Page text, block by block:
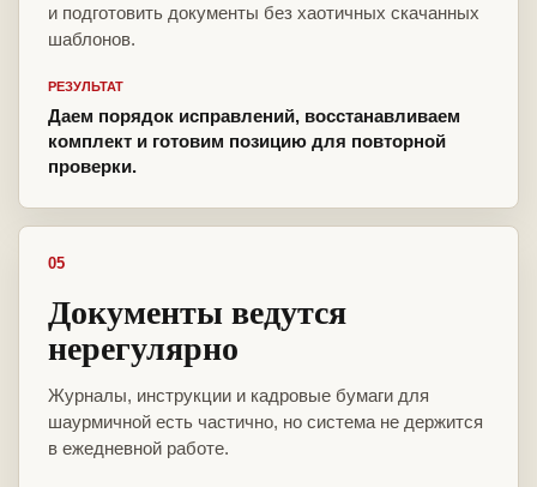
и подготовить документы без хаотичных скачанных
шаблонов.
РЕЗУЛЬТАТ
Даем порядок исправлений, восстанавливаем
комплект и готовим позицию для повторной
проверки.
05
Документы ведутся
нерегулярно
Журналы, инструкции и кадровые бумаги для
шаурмичной есть частично, но система не держится
в ежедневной работе.